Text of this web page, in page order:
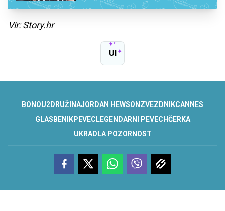
Vir: Story.hr
UI
BONOU2DRUŽINAJORDAN HEWSON ZVEZDNIKCANNES
GLASBENIKPEVEC LEGENDARNI PEVEC HČERKA
UKRADLA POZORNOST